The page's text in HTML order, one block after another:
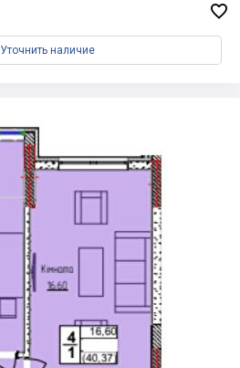

Уточнить наличие